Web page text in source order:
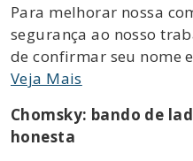
Para melhorar nossa
segurança ao nosso
de confirmar seu nome
Veja Mais
Chomsky: bando de
honesta